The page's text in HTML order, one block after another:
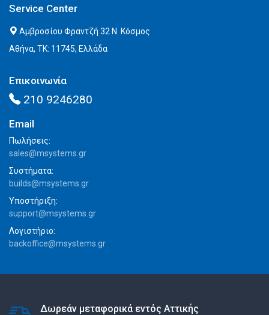
Service Center
Αμβροσίου Φραντζή 32 Ν. Κόσμος
Αθήνα, ΤΚ: 11745, Ελλάδα
Επικοινωνία
210 9246280
Email
Πωλήσεις:
sales@msystems.gr
Συστήματα:
builds@msystems.gr
Υποστήριξη:
support@msystems.gr
Λογιστήριο:
backoffice@msystems.gr
Δωρεάν μεταφορικά εντός Αττικής